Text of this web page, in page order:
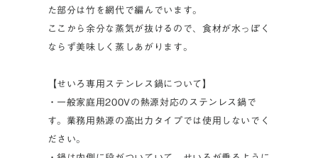
た部分は竹を網代で編んでいます。
ここから余分な蒸気が抜けるので、食材が水っぽく
ならず美味しく蒸しあがります。
【せいろ専用ステンレス鍋について】
・一般家庭用200Vの熱源対応のステンレス鍋で
す。業務用熱源の高出力タイプでは使用しないでく
ださい。